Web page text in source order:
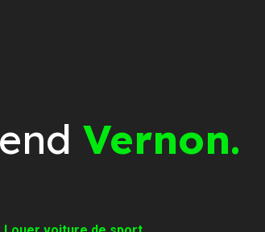
Vernon.